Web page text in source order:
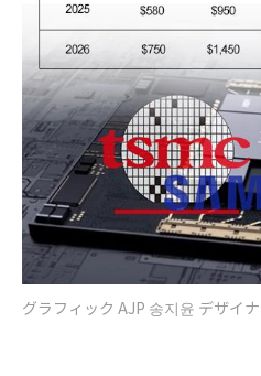
グラフィック AJP 송지윤 デザイ